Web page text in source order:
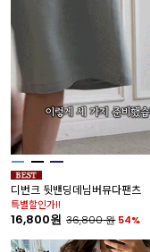
디번크 뒷밴딩데님버뮤다팬츠
특별할인가!!
16,800원 36,800원 54%